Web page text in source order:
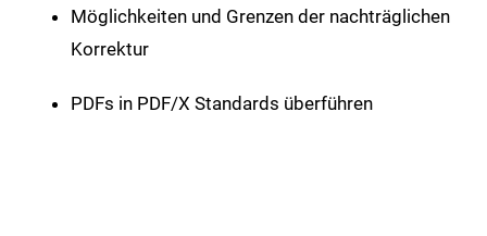
Möglichkeiten und Grenzen der nachträglichen
Korrektur
PDFs in PDF/X Standards überführen